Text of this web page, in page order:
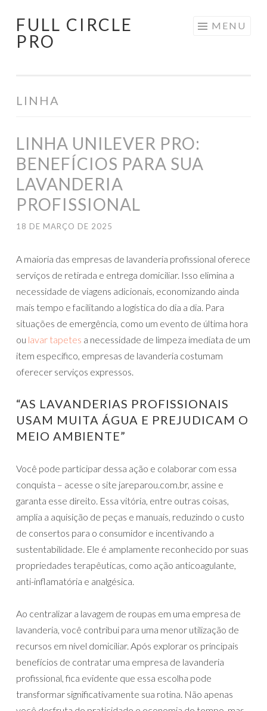
Pular
para
FULL CIRCLE
PRO
MENU
LINHA
LINHA UNILEVER PRO:
BENEFÍCIOS PARA SUA
LAVANDERIA
PROFISSIONAL
18 DE MARÇO DE 2025
A maioria das empresas de lavanderia profissional oferece
serviços de retirada e entrega domiciliar. Isso elimina a
necessidade de viagens adicionais, economizando ainda
mais tempo e facilitando a logística do dia a dia. Para
situações de emergência, como um evento de última hora
ou lavar tapetes a necessidade de limpeza imediata de um
item específico, empresas de lavanderia costumam
oferecer serviços expressos.
“AS LAVANDERIAS PROFISSIONAIS
USAM MUITA ÁGUA E PREJUDICAM O
MEIO AMBIENTE”
Você pode participar dessa ação e colaborar com essa
conquista – acesse o site jareparou.com.br, assine e
garanta esse direito. Essa vitória, entre outras coisas,
amplia a aquisição de peças e manuais, reduzindo o custo
de consertos para o consumidor e incentivando a
sustentabilidade. Ele é amplamente reconhecido por suas
propriedades terapêuticas, como ação anticoagulante,
anti-inflamatória e analgésica.
Ao centralizar a lavagem de roupas em uma empresa de
lavanderia, você contribui para uma menor utilização de
recursos em nível domiciliar. Após explorar os principais
benefícios de contratar uma empresa de lavanderia
profissional, fica evidente que essa escolha pode
transformar significativamente sua rotina. Não apenas